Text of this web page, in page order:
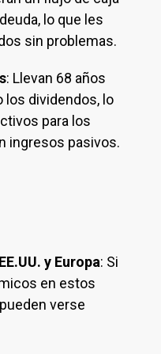
lo que les
sin problemas.
: Llevan 68 años
los dividendos, lo
para los
ingresos pasivos.
y Europa: Si
en estos
verse